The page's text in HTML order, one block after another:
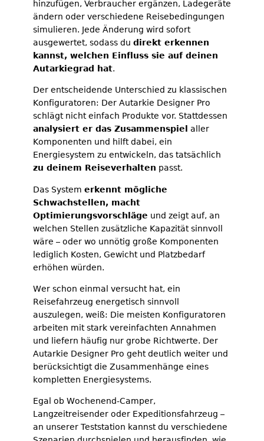
hinzufügen, Verbraucher ergänzen, Ladegeräte
ändern oder verschiedene Reisebedingungen
simulieren. Jede Änderung wird sofort
ausgewertet, sodass du direkt erkennen
kannst, welchen Einfluss sie auf deinen
Autarkiegrad hat.
Der entscheidende Unterschied zu klassischen
Konfiguratoren: Der Autarkie Designer Pro
schlägt nicht einfach Produkte vor. Stattdessen
analysiert er das Zusammenspiel
aller
Komponenten und hilft dabei, ein
Energiesystem zu entwickeln, das tatsächlich
zu deinem Reiseverhalten passt.
Das System erkennt mögliche
Schwachstellen, macht
Optimierungsvorschläge und zeigt auf, an
welchen Stellen zusätzliche Kapazität sinnvoll
wäre – oder wo unnötig große Komponenten
lediglich Kosten, Gewicht und Platzbedarf
erhöhen würden.
Wer schon einmal versucht hat, ein
Reisefahrzeug energetisch sinnvoll
auszulegen, weiß: Die meisten Konfiguratoren
arbeiten mit stark vereinfachten Annahmen
und liefern häufig nur grobe Richtwerte. Der
Autarkie Designer Pro geht deutlich weiter und
berücksichtigt die Zusammenhänge eines
kompletten Energiesystems.
Egal ob Wochenend-Camper,
Langzeitreisender oder Expeditionsfahrzeug –
an unserer Teststation kannst du verschiedene